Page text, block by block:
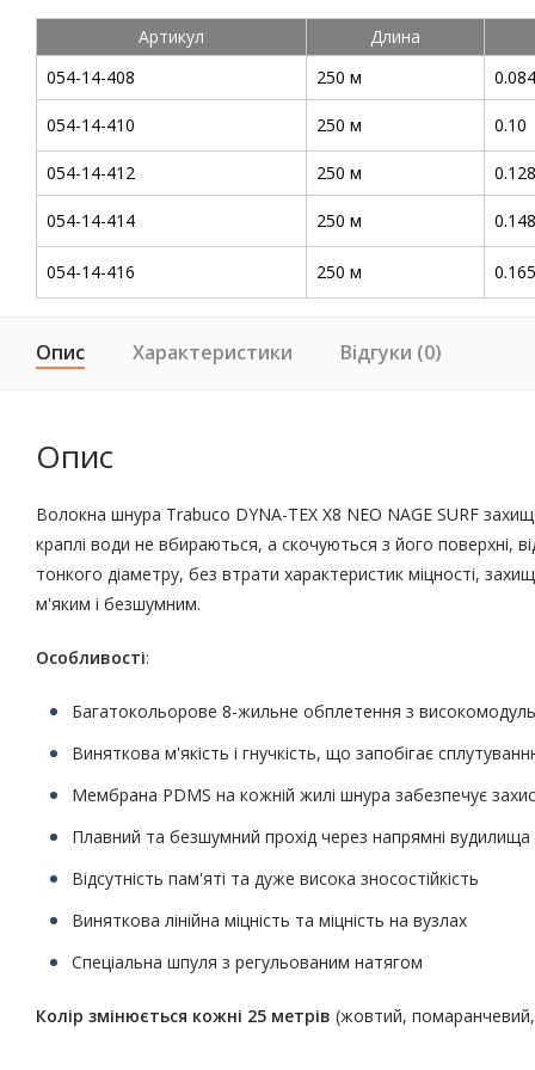
Артикул
Длина
054-14-408
250 м 0.084
054-14-410 250 м 0.10
054-14-412 250 м 0.128
054-14-414 250 м 0.148
054-14-416 250 м 0.165
Опис Характеристики Відгуки (0)
Опис
Волокна шнура Trabuco DYNA-TEX X8 NEO NAGE SURF
краплі води не вбираються, а скочуються з його поверхні,
тонкого діаметру, без втрати характеристик міцності,
м'яким і безшумним.
Особливості:
Багатокольорове 8-жильне обплетення з
Виняткова м'якість і гнучкість, що запобігає
Мембрана PDMS на кожній жилі шнура забезпечує
Плавний та безшумний прохід через напрямні вудилища
Відсутність пам'яті та дуже висока зносостійкість
Виняткова лінійна міцність та міцність на вузлах
Спеціальна шпуля з регульованим натягом
Колір змінюється кожні 25 метрів (жовтий,